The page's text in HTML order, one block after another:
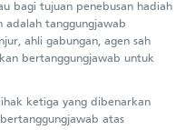
bagi tujuan penebusan hadiah
adalah tanggungjawab
ahli gabungan, agen sah
bertanggungjawab untuk
ketiga yang dibenarkan
atas